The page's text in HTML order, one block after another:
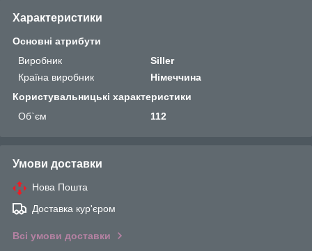
Характеристики
Основні атрибути
Виробник
Siller
Країна виробник
Німеччина
Користувальницькі характеристики
Об`єм
112
Умови доставки
Нова Пошта
Доставка кур'єром
Всі умови доставки